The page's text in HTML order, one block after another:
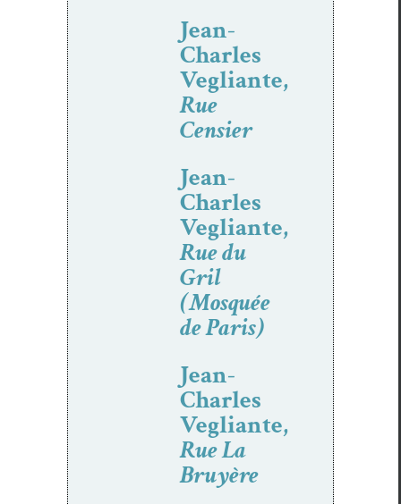
Jean-
Charles
Vegliante,
Rue
Censier
Jean-
Charles
Vegliante,
Rue du
Gril
(Mosquée
de Paris)
Jean-
Charles
Vegliante,
Rue La
Bruyère